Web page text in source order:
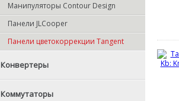
Манипуляторы Contour Design
Панели JLCooper
Панели цветокоррекции Tangent
Конвертеры
Коммутаторы